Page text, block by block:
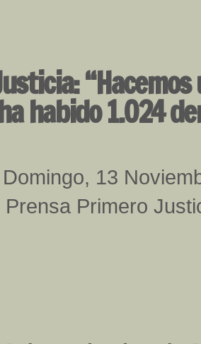
habido 1.024
13
Primero